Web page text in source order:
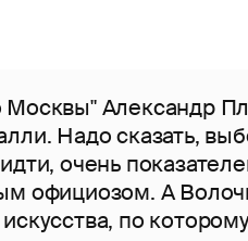
Москвы" Александр
Надо сказать,
очень
официозом. А
по